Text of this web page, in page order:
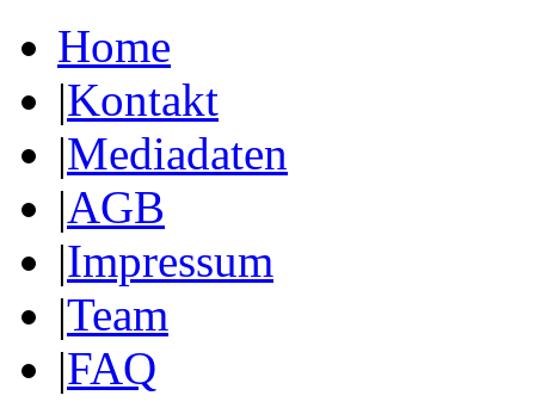
Home
|Kontakt
|Mediadaten
|AGB
|Impressum
|Team
|FAQ